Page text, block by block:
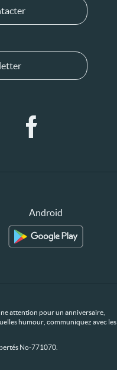
Android
attention pour un anniversaire,
humour, communiquez avec les
No-771070.